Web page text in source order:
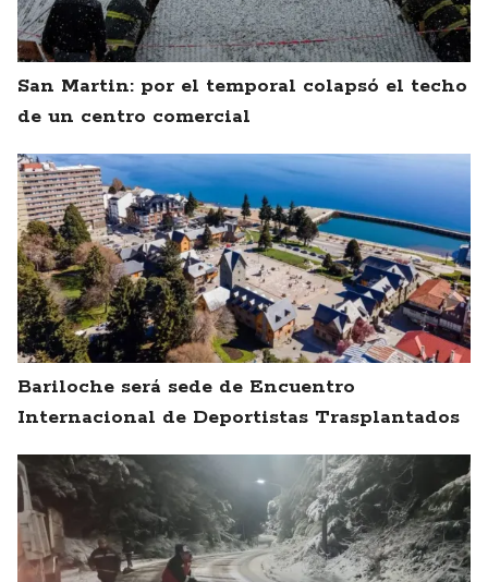
San Martin: por el temporal colapsó el techo
de un centro comercial
Bariloche será sede de Encuentro
Internacional de Deportistas Trasplantados